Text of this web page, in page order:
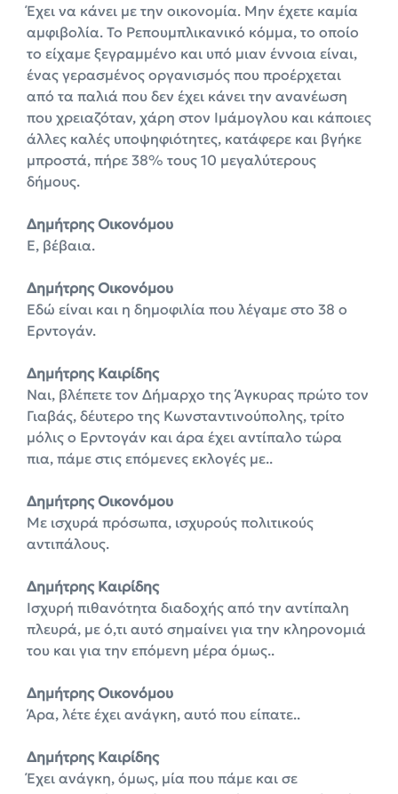
Έχει να κάνει με την οικονομία. Μην έχετε καμία
αμφιβολία. Το Ρεπουμπλικανικό κόμμα, το οποίο
το είχαμε ξεγραμμένο και υπό μιαν έννοια είναι,
ένας γερασμένος οργανισμός που προέρχεται
από τα παλιά που δεν έχει κάνει την ανανέωση
που χρειαζόταν, χάρη στον Ιμάμογλου και κάποιες
άλλες καλές υποψηφιότητες, κατάφερε και βγήκε
μπροστά, πήρε 38% τους 10 μεγαλύτερους
δήμους.
Δημήτρης Οικονόμου
Ε, βέβαια.
Δημήτρης Οικονόμου
Εδώ είναι και η δημοφιλία που λέγαμε στο 38 ο
Ερντογάν.
Δημήτρης Καιρίδης
Ναι, βλέπετε τον Δήμαρχο της Άγκυρας πρώτο τον
Γιαβάς, δέυτερο της Κωνσταντινούπολης, τρίτο
μόλις ο Ερντογάν και άρα έχει αντίπαλο τώρα
πια, πάμε στις επόμενες εκλογές με..
Δημήτρης Οικονόμου
Με ισχυρά πρόσωπα, ισχυρούς πολιτικούς
αντιπάλους.
Δημήτρης Καιρίδης
Ισχυρή πιθανότητα διαδοχής από την αντίπαλη
πλευρά, με ό,τι αυτό σημαίνει για την κληρονομιά
του και για την επόμενη μέρα όμως..
Δημήτρης Οικονόμου
Άρα, λέτε έχει ανάγκη, αυτό που είπατε..
Δημήτρης Καιρίδης
Έχει ανάγκη, όμως, μία που πάμε και σε